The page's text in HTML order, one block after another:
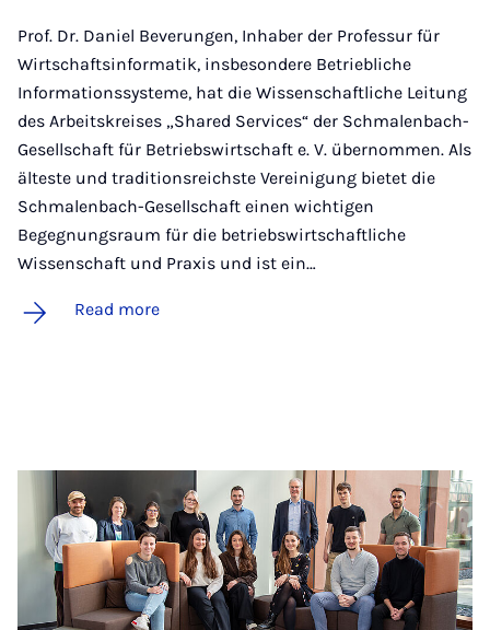
Prof. Dr. Daniel Beverungen, Inhaber der Professur für
Wirtschaftsinformatik, insbesondere Betriebliche
Informationssysteme, hat die Wissenschaftliche Leitung
des Arbeitskreises „Shared Services“ der Schmalenbach-
Gesellschaft für Betriebswirtschaft e. V. übernommen. Als
älteste und traditionsreichste Vereinigung bietet die
Schmalenbach-Gesellschaft einen wichtigen
Begegnungsraum für die betriebswirtschaftliche
Wissenschaft und Praxis und ist ein…
Read more